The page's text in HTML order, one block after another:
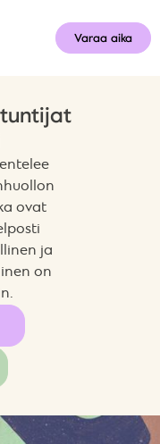
Varaa aika
ovat
ja
on